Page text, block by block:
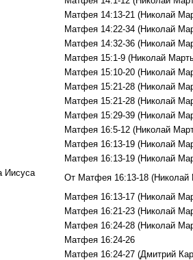
Матфея 14:13-21 (Николай
Матфея 14:22-34 (Николай
Матфея 14:32-36 (Николай
Матфея 15:1-9 (Николай
Матфея 15:10-20 (Николай
Матфея 15:21-28 (Николай
Матфея 15:21-28 (Николай
Матфея 15:29-39 (Николай
Матфея 16:5-12 (Николай
Матфея 16:13-19 (Николай
Матфея 16:13-19 (Николай
Иисуса
От Матфея 16:13-18 (Николай
Матфея 16:13-17 (Николай
Матфея 16:21-23 (Николай
Матфея 16:24-28 (Николай
Матфея 16:24-26
Матфея 16:24-27 (Дмитрий